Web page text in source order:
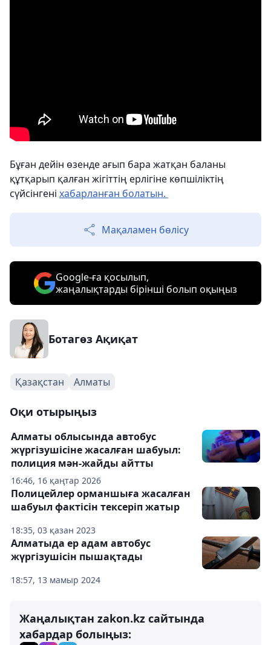
Бұған дейін өзенде ағып бара жатқан баланы
құтқарып қалған жігіттің ерлігіне көпшіліктің
сүйсінгені хабарланған болатын.
Мақаламен бөлісу
Google-ға қосылып,
жаңалықтарды бірінші болып оқыңыз
Ботагөз Ақиқат
Қазақстан Алматы
Оқи отырыңыз
16:46, 16 қаңтар 2026
Алматы облысында автобус
жүргізушісіне жасалған шабуыл:
полиция мән-жайды айтты
18:35, 03 қазан 2023
Полицейлер орманшыға жасалған
шабуыл фактісін тексеріп жатыр
18:57, 13 мамыр 2024
Алматыда ер адам автобус
жүргізушісін пышақтады
Жаңалықтан zakon.kz сайтында
хабардар болыңыз: